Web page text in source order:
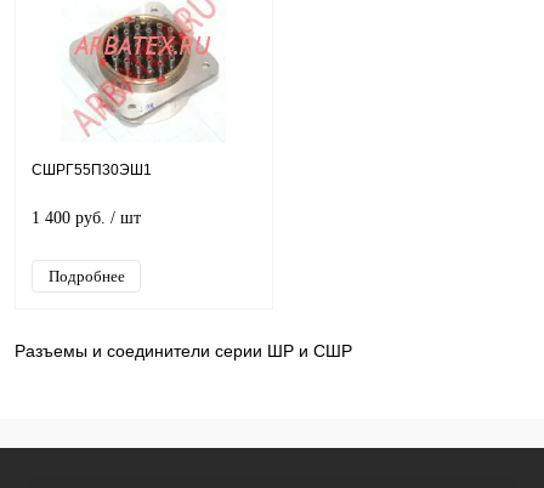
СШРГ55П30ЭШ1
1 400 руб. / шт
Подробнее
Разъемы и соединители серии ШР и СШР